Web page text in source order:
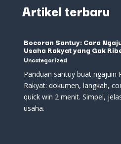
Artikel terbaru
Bocoran Santuy: Cara
Usaha Rakyat yang Gak
Uncategorized
Panduan santuy buat ngajuin
Rakyat: dokumen, langkah,
quick win 2 menit. Simpel,
usaha.